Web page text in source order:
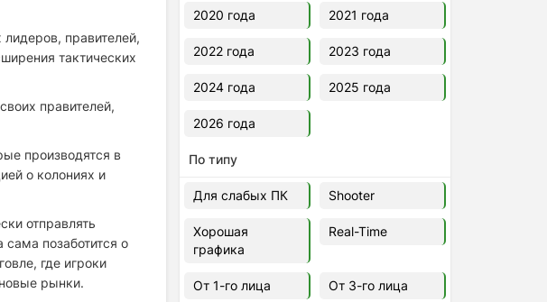
правителей,
тактических
правителей,
производятся в
о колониях и
отправлять
позаботится о
где игроки
рынки.
2020 года 2021 года
2022 года 2023 года
2024 года 2025 года
2026 года
По типу
Для слабых ПК Shooter
Хорошая
графика
Real-Time
От 1-го лица От 3-го лица